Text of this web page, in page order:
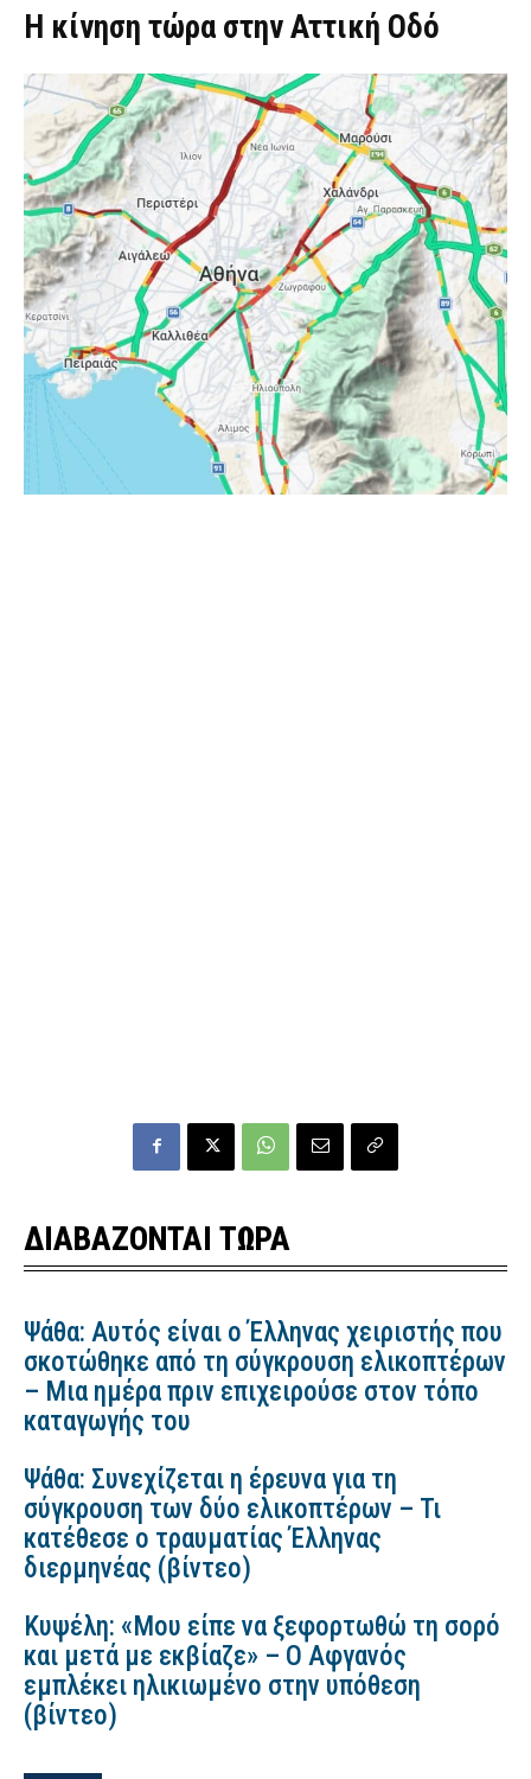
Η κίνηση τώρα στην Αττική Οδό
ΔΙΑΒΑΖΟΝΤΑΙ ΤΩΡΑ
Ψάθα: Αυτός είναι ο Έλληνας χειριστής που
σκοτώθηκε από τη σύγκρουση ελικοπτέρων
– Μια ημέρα πριν επιχειρούσε στον τόπο
καταγωγής του
Ψάθα: Συνεχίζεται η έρευνα για τη
σύγκρουση των δύο ελικοπτέρων – Τι
κατέθεσε ο τραυματίας Έλληνας
διερμηνέας (βίντεο)
Κυψέλη: «Μου είπε να ξεφορτωθώ τη σορό
και μετά με εκβίαζε» – Ο Αφγανός
εμπλέκει ηλικιωμένο στην υπόθεση
(βίντεο)